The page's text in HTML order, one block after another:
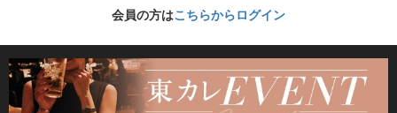
会員の方はこちらからログイン